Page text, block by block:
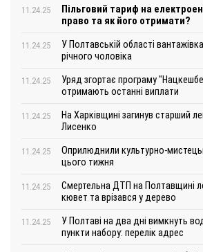
11.24.25
Пільговий тариф на
право та як його отримати?
11.24.25
У Полтавській області
річного чоловіка
11.24.25
Уряд згортає програму
отримають останні виплати
11.24.25
На Харківщині загинув старший
Лисенко
11.24.25
Оприлюднили культурно-
цього тижня
11.24.25
Смертельна ДТП на Полтавщині
кювет та врізався у дерево
11.24.25
У Полтаві на два дні вимкнуть
пункти набору: перелік адрес